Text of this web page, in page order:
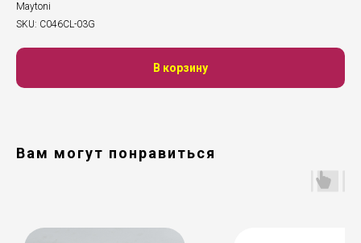
Maytoni
SKU: C046CL-03G
В корзину
Вам могут понравиться